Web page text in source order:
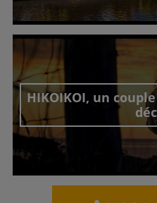
Découvrir
HIKOIKOI, un